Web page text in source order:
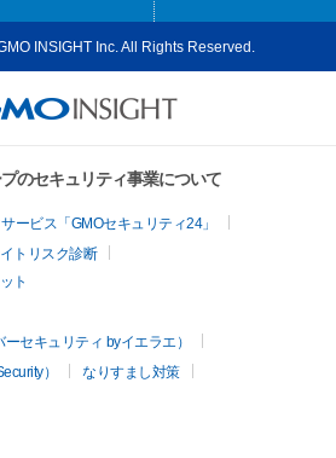
INSIGHT Inc. All Rights Reserved.
のセキュリティ事業について
ービス「GMOセキュリティ24」
トリスク診断
ト
セキュリティ byイエラエ）
）
なりすまし対策